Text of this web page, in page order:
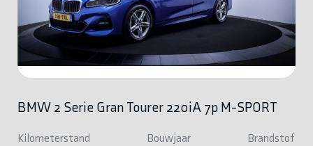
BMW 2 Serie Gran Tourer 220iA 7p M-SPORT
Kilometerstand Bouwjaar Brandstof